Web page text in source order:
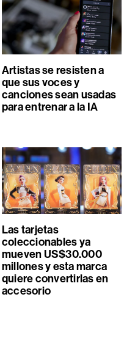
Artistas se resisten a
que sus voces y
canciones sean usadas
para entrenar a la IA
Las tarjetas
coleccionables ya
mueven US$30.000
millones y esta marca
quiere convertirlas en
accesorio